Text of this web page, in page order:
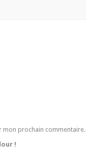
mon prochain commentaire.
!